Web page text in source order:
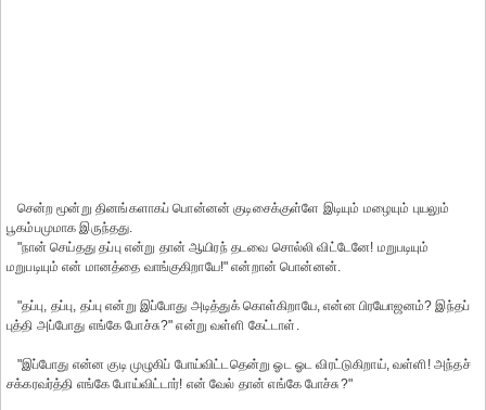
சென்ற மூன்று தினங்களாகப் பொன்னன் குடிசைக்குள்ளே இடியும் மழையும் புயலும்
பூகம்பமுமாக இருந்தது.
"நான் செய்தது தப்பு என்று தான் ஆயிரந் தடவை சொல்லி விட்டேனே! மறுபடியும்
மறுபடியும் என் மானத்தை வாங்குகிறாயே!" என்றான் பொன்னன்.
"தப்பு, தப்பு, தப்பு என்று இப்போது அடித்துக் கொள்கிறாயே, என்ன பிரயோஜனம்? இந்தப்
புத்தி அப்போது எங்கே போச்சு?" என்று வள்ளி கேட்டாள்.
"இப்போது என்ன குடி முழுகிப் போய்விட்டதென்று ஓட ஓட விரட்டுகிறாய், வள்ளி! அந்தச்
சக்கரவர்த்தி எங்கே போய்விட்டார்! என் வேல் தான் எங்கே போச்சு?"